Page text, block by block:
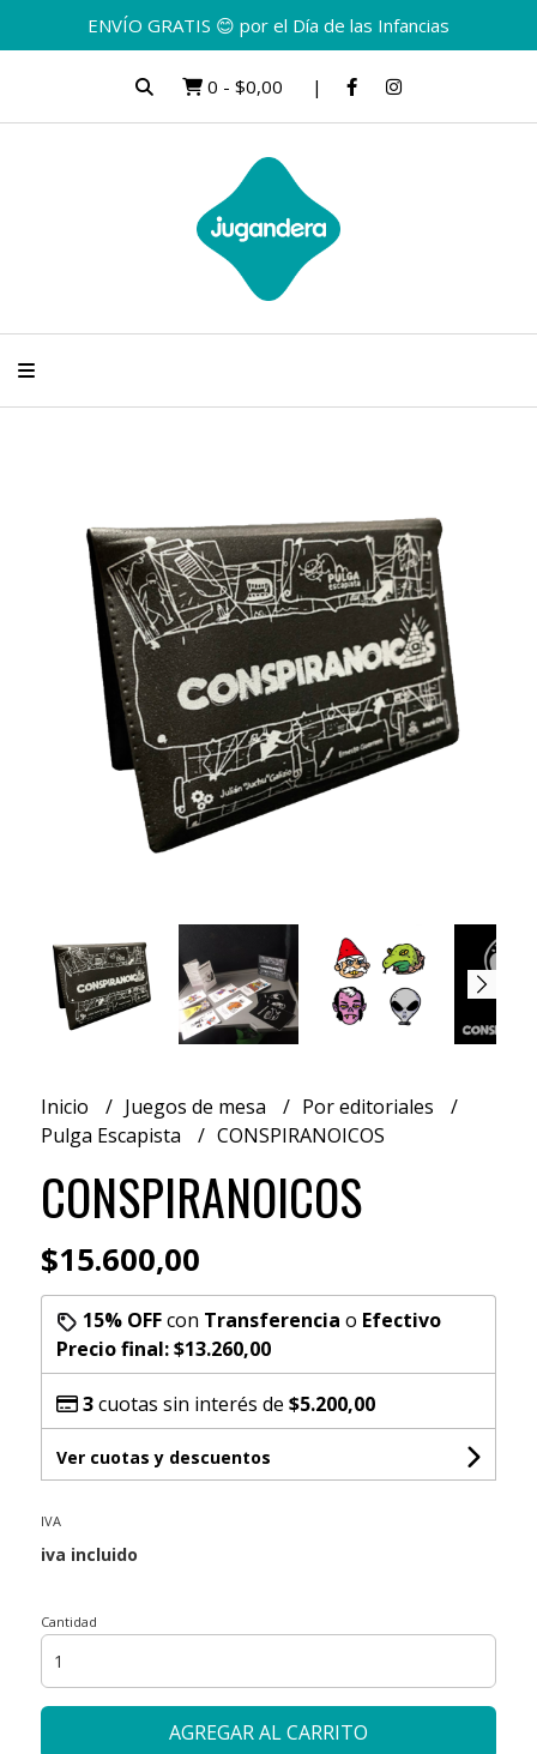
ENVÍO GRATIS 😊 por el Día de las Infancias
0 - $0,00
Inicio Juegos de mesa
Por editoriales
Pulga Escapista
CONSPIRANOICOS
CONSPIRANOICOS
$15.600,00
15% OFFcon Transferencia o Efectivo
Precio final:$13.260,00
3cuotas sin interés de $5.200,00
Ver cuotas y descuentos
IVA
Cantidad
AGREGAR AL CARRITO